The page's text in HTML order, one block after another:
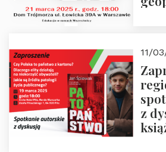
i
11/
z